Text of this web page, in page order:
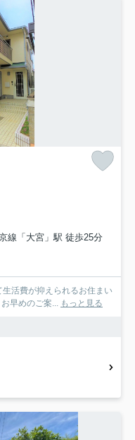
線「大宮」駅 徒歩25分
活費が抑えられるお住まい
早めのご案... もっと見る